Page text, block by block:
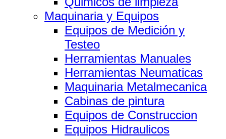
Maquinaria y Equipos
Equipos de Medición y
Testeo
Herramientas Manuales
Herramientas Neumaticas
Maquinaria Metalmecanica
Cabinas de pintura
Equipos de Construccion
Equipos Hidraulicos